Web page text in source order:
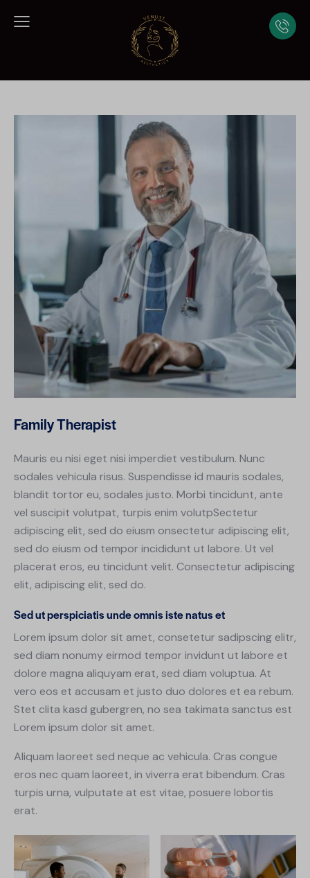
Family Therapist
Mauris eu nisi eget nisi imperdiet vestibulum. Nunc
sodales vehicula risus. Suspendisse id mauris sodales,
blandit tortor eu, sodales justo. Morbi tincidunt, ante
vel suscipit volutpat, turpis enim volutpSectetur
adipiscing elit, sed do eiusm onsectetur adipiscing elit,
sed do eiusm od tempor incididunt ut labore. Ut vel
placerat eros, eu tincidunt velit. Consectetur adipiscing
elit, adipiscing elit, sed do.
Sed ut perspiciatis unde omnis iste natus et
Lorem ipsum dolor sit amet, consetetur sadipscing elitr,
sed diam nonumy eirmod tempor invidunt ut labore et
dolore magna aliquyam erat, sed diam voluptua. At
vero eos et accusam et justo duo dolores et ea rebum.
Stet clita kasd gubergren, no sea takimata sanctus est
Lorem ipsum dolor sit amet.
Aliquam laoreet sed neque ac vehicula. Cras congue
eros nec quam laoreet, in viverra erat bibendum. Cras
turpis urna, vulputate at est vitae, posuere lobortis
erat.